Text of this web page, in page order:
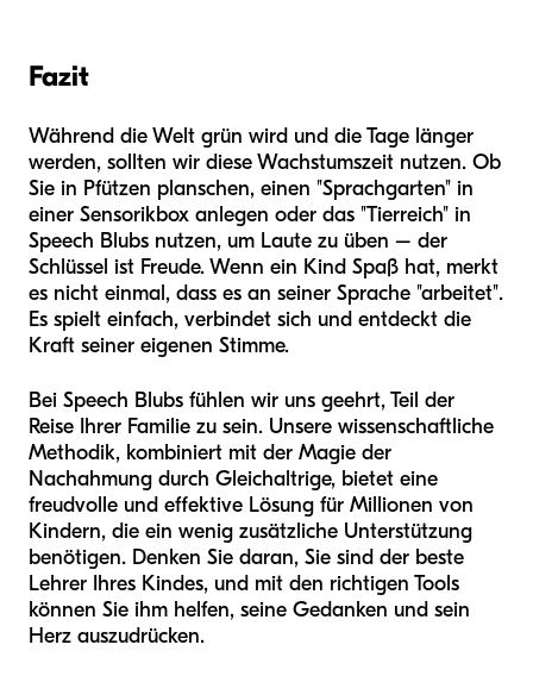
Fazit
Während die Welt grün wird und die Tage länger
werden, sollten wir diese Wachstumszeit nutzen. Ob
Sie in Pfützen planschen, einen "Sprachgarten" in
einer Sensorikbox anlegen oder das "Tierreich" in
Speech Blubs nutzen, um Laute zu üben – der
Schlüssel ist Freude. Wenn ein Kind Spaß hat, merkt
es nicht einmal, dass es an seiner Sprache "arbeitet".
Es spielt einfach, verbindet sich und entdeckt die
Kraft seiner eigenen Stimme.
Bei Speech Blubs fühlen wir uns geehrt, Teil der
Reise Ihrer Familie zu sein. Unsere wissenschaftliche
Methodik, kombiniert mit der Magie der
Nachahmung durch Gleichaltrige, bietet eine
freudvolle und effektive Lösung für Millionen von
Kindern, die ein wenig zusätzliche Unterstützung
benötigen. Denken Sie daran, Sie sind der beste
Lehrer Ihres Kindes, und mit den richtigen Tools
können Sie ihm helfen, seine Gedanken und sein
Herz auszudrücken.